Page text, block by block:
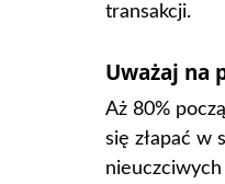
transakcji.
Uważaj na
Aż 80%
się złapać w